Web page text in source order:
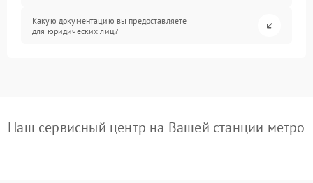
Какую документацию вы предоставляете
для юридических лиц?
Наш сервисный центр на Вашей станции метро